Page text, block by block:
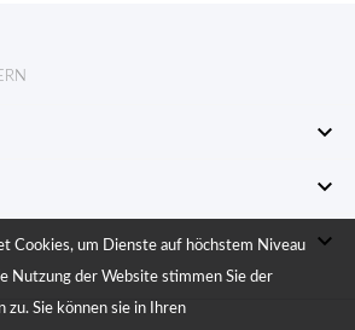



Cookies, um Dienste auf höchstem Niveau
Nutzung der Website stimmen Sie der
zu. Sie können sie in Ihren